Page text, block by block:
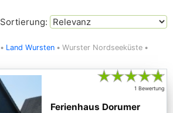
Sortierung:
Land Wursten
Wurster Nordseeküste
★★★★★
1 Bewertung
Ferienhaus Dorumer